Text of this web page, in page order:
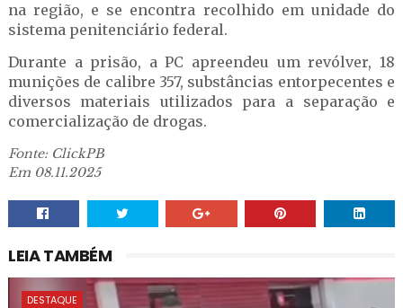
na região, e se encontra recolhido em unidade do
sistema penitenciário federal.
Durante a prisão, a PC apreendeu um revólver, 18
munições de calibre 357, substâncias entorpecentes e
diversos materiais utilizados para a separação e
comercialização de drogas.
Fonte: ClickPB
Em 08.11.2025
LEIA TAMBÉM
DESTAQUE